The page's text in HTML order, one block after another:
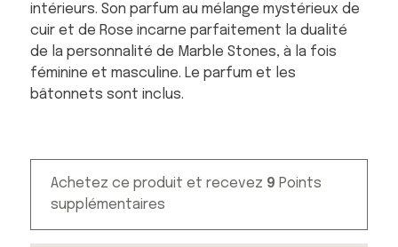
intérieurs. Son parfum au mélange mystérieux de
cuir et de Rose incarne parfaitement la dualité
de la personnalité de Marble Stones, à la fois
féminine et masculine. Le parfum et les
bâtonnets sont inclus.
Achetez ce produit et recevez 9 Points
supplémentaires